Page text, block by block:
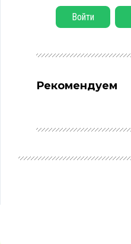
Войти
Рекомендуем